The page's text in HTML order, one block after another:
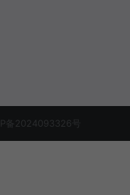
备2024093326号